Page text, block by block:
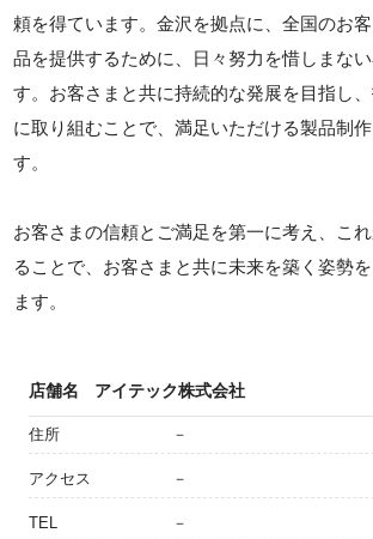
頼を得ています。金沢を拠点に、全国のお
品を提供するために、日々努力を惜しまな
す。お客さまと共に持続的な発展を目指し
に取り組むことで、満足いただける製品制
す。
お客さまの信頼とご満足を第一に考え、こ
ることで、お客さまと共に未来を築く姿勢
ます。
店舗名 アイテック株式会社
住所 －
アクセス －
TEL －